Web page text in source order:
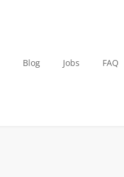
Blog Jobs FAQ